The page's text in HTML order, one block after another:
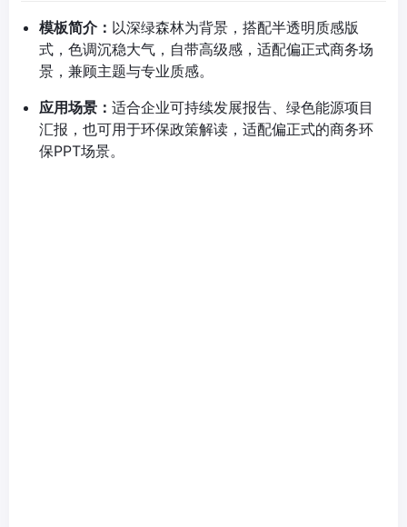
模板简介： 以深绿森林为背景，搭配半透明质感版
式，色调沉稳大气，自带高级感，适配偏正式商务场
景，兼顾主题与专业质感。
应用场景： 适合企业可持续发展报告、绿色能源项目
汇报，也可用于环保政策解读，适配偏正式的商务环
保PPT场景。